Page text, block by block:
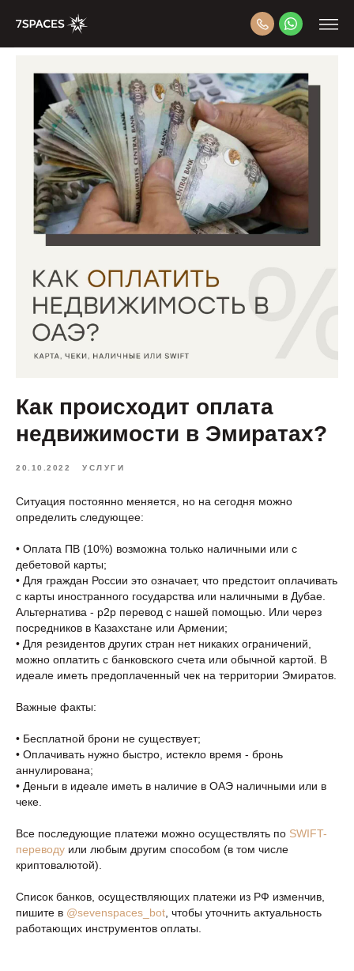
Как происходит оплата
недвижимости в Эмиратах?
20.10.2022 УСЛУГИ
Ситуация постоянно меняется, но на сегодня можно
определить следующее:
• Оплата ПВ (10%) возможна только наличными или с
дебетовой карты;
• Для граждан России это означает, что предстоит оплачивать
с карты иностранного государства или наличными в Дубае.
Альтернатива - p2p перевод с нашей помощью. Или через
посредников в Казахстане или Армении;
• Для резидентов других стран нет никаких ограничений,
можно оплатить с банковского счета или обычной картой. В
идеале иметь предоплаченный чек на территории Эмиратов.
Важные факты:
• Бесплатной брони не существует;
• Оплачивать нужно быстро, истекло время - бронь
аннулирована;
• Деньги в идеале иметь в наличие в ОАЭ наличными или в
чеке.
Все последующие платежи можно осуществлять по SWIFT-
переводу или любым другим способом (в том числе
криптовалютой).
Список банков, осуществляющих платежи из РФ изменчив,
пишите в @sevenspaces_bot , чтобы уточнить актуальность
работающих инструментов оплаты.